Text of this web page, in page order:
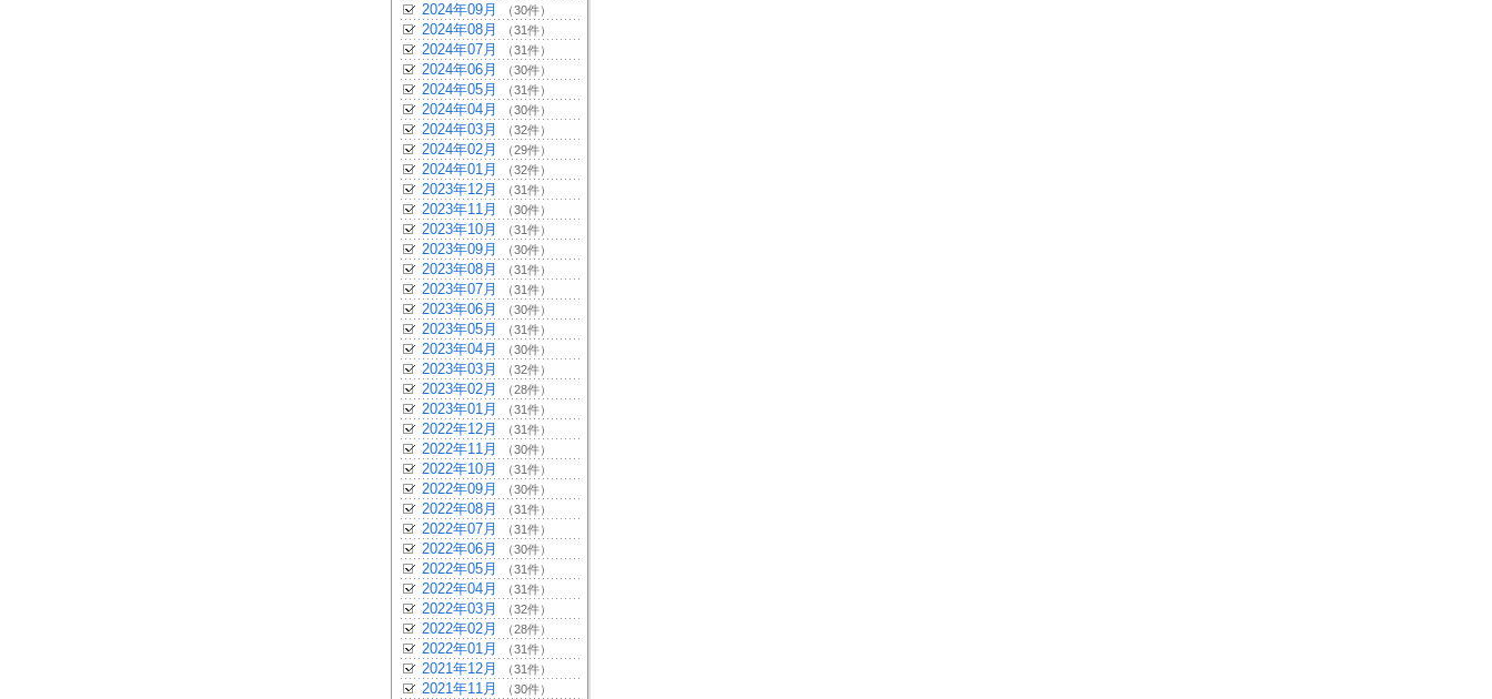
2024年09月 （30件）
2024年08月 （31件）
2024年07月 （31件）
2024年06月 （30件）
2024年05月 （31件）
2024年04月 （30件）
2024年03月 （32件）
2024年02月 （29件）
2024年01月 （32件）
2023年12月 （31件）
2023年11月 （30件）
2023年10月 （31件）
2023年09月 （30件）
2023年08月 （31件）
2023年07月 （31件）
2023年06月 （30件）
2023年05月 （31件）
2023年04月 （30件）
2023年03月 （32件）
2023年02月 （28件）
2023年01月 （31件）
2022年12月 （31件）
2022年11月 （30件）
2022年10月 （31件）
2022年09月 （30件）
2022年08月 （31件）
2022年07月 （31件）
2022年06月 （30件）
2022年05月 （31件）
2022年04月 （31件）
2022年03月 （32件）
2022年02月 （28件）
2022年01月 （31件）
2021年12月 （31件）
2021年11月 （30件）